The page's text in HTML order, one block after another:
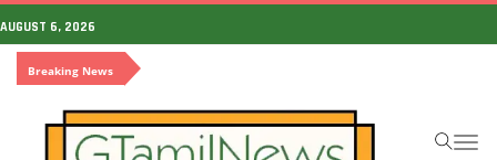
AUGUST 6, 2026
Breaking News